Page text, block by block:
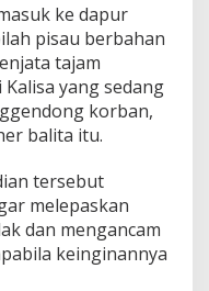
ke dapur
pisau berbahan
tajam
yang sedang
korban,
balita itu.
tersebut
melepaskan
dan mengancam
keinginannya